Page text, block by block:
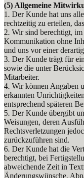
(5) Allgemeine
1. Der Kunde hat uns
rechtzeitig zu erteilen,
2. Wir sind berechtigt,
Kommunikation ohne
und uns vor einer
3. Der Kunde trägt für
sowie die unter
Mitarbeiter.
4. Wir können Angaben
erkannten
entsprechend späteren
5. Der Kunde übergibt
Weisungen, deren
Rechtsverletzungen
zurückzuführen sind.
6. Der Kunde hat die
berechtigt, bei
abweichende Zeit in
Änderungswünsche.